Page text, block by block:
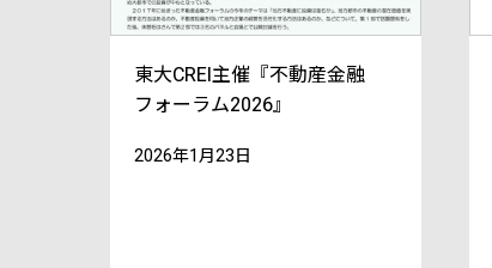
東大CREI主催『不動産金融
フォーラム2026』
2026年1月23日